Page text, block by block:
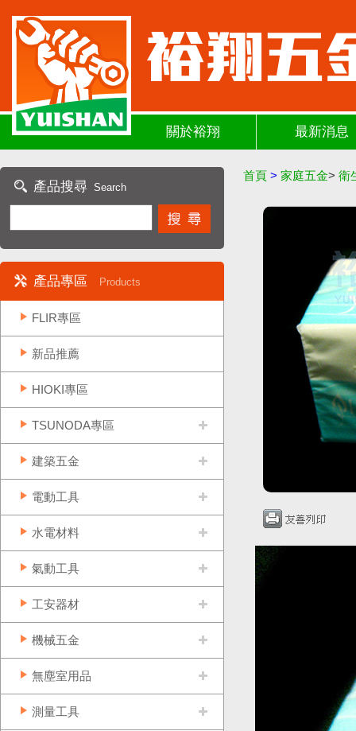
關於裕翔 最新消息
產品搜尋 Search
產品專區 Products
FLIR專區
新品推薦
HIOKI專區
TSUNODA專區
建築五金
電動工具
水電材料
氣動工具
工安器材
機械五金
無塵室用品
測量工具
首頁 > 家庭五金> 衛